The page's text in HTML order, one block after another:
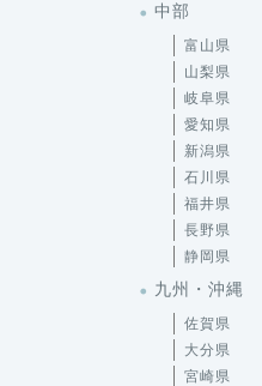
中部
富山県
山梨県
岐阜県
愛知県
新潟県
石川県
福井県
長野県
静岡県
九州・沖縄
佐賀県
大分県
宮崎県